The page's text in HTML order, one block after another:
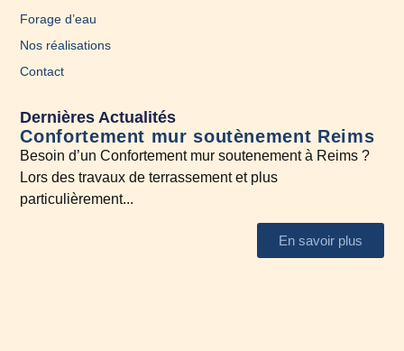
Forage d’eau
Nos réalisations
Contact
Dernières Actualités
Confortement mur soutènement Reims
Besoin d’un Confortement mur soutenement à Reims ?
Lors des travaux de terrassement et plus
particulièrement...
En savoir plus